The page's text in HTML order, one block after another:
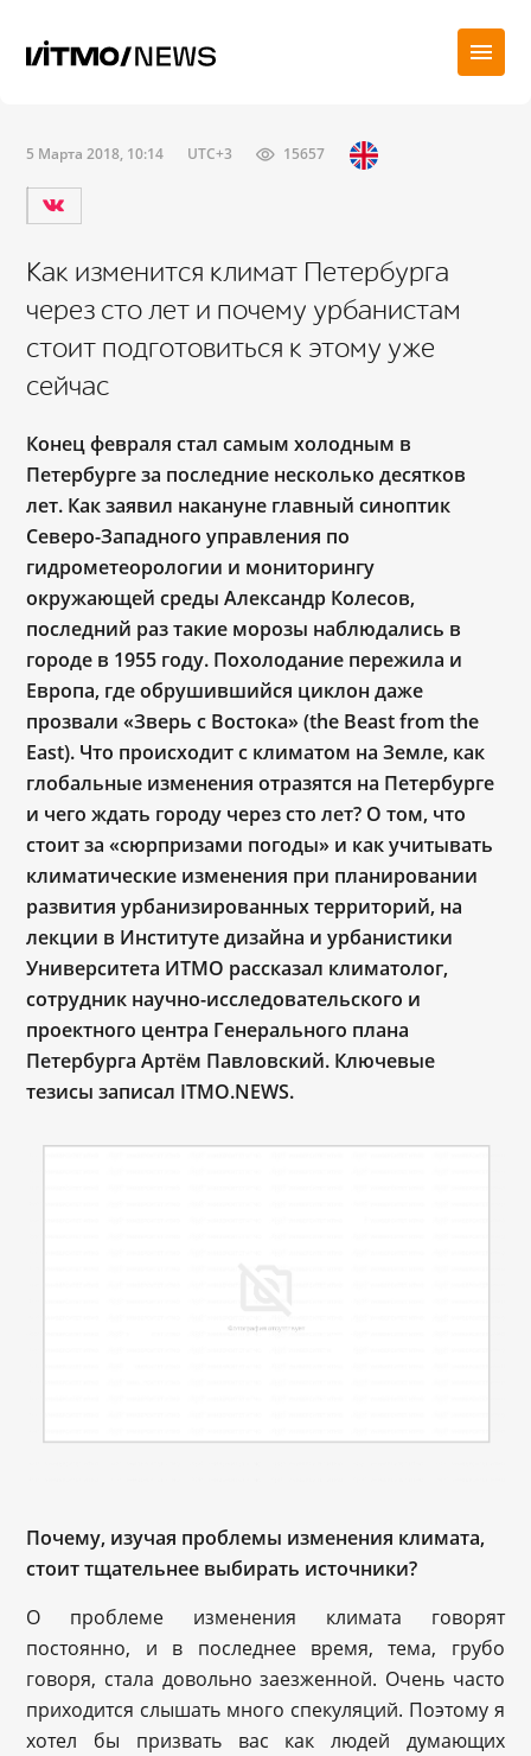
5 Марта 2018, 10:14 UTC+3 15657
Как изменится климат Петербурга
через сто лет и почему урбанистам
стоит подготовиться к этому уже
сейчас
Конец февраля стал самым холодным в
Петербурге за последние несколько десятков
лет. Как заявил накануне главный синоптик
Северо-Западного управления по
гидрометеорологии и мониторингу
окружающей среды Александр Колесов,
последний раз такие морозы наблюдались в
городе в 1955 году. Похолодание пережила и
Европа, где обрушившийся циклон даже
прозвали «Зверь с Востока» (the Beast from the
East). Что происходит с климатом на Земле, как
глобальные изменения отразятся на Петербурге
и чего ждать городу через сто лет? О том, что
стоит за «сюрпризами погоды» и как учитывать
климатические изменения при планировании
развития урбанизированных территорий, на
лекции в Институте дизайна и урбанистики
Университета ИТМО рассказал климатолог,
сотрудник научно-исследовательского и
проектного центра Генерального плана
Петербурга Артём Павловский. Ключевые
тезисы записал ITMO.NEWS.
Почему, изучая проблемы изменения климата,
стоит тщательнее выбирать источники?
О проблеме изменения климата говорят
постоянно, и в последнее время, тема, грубо
говоря, стала довольно заезженной. Очень часто
приходится слышать много спекуляций. Поэтому я
хотел бы призвать вас как людей думающих